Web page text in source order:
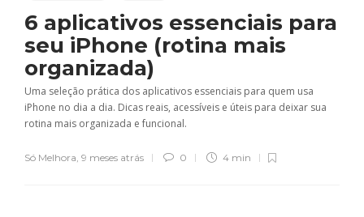
6 aplicativos essenciais para
seu iPhone (rotina mais
organizada)
Uma seleção prática dos aplicativos essenciais para quem usa
iPhone no dia a dia. Dicas reais, acessíveis e úteis para deixar sua
rotina mais organizada e funcional.
Só Melhora, 9 meses atrás 0 4 min